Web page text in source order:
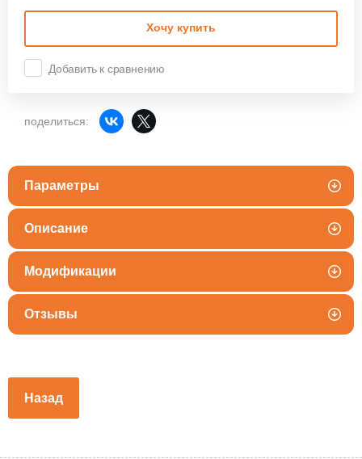
Хочу купить
Добавить к сравнению
поделиться:
Параметры
Описание
Модификации
Отзывы
Назад